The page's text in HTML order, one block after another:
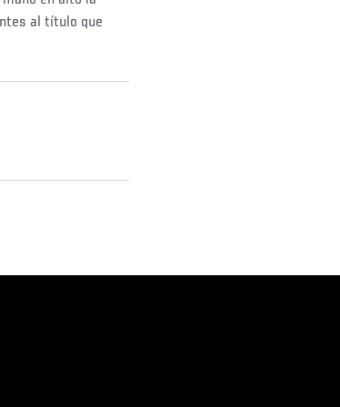
al título que